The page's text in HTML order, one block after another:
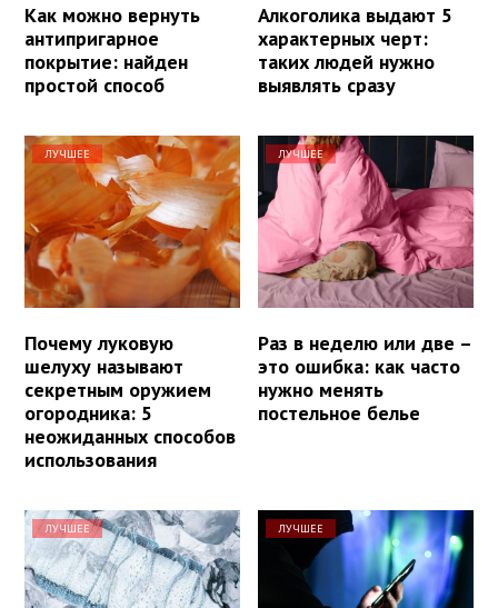
Как можно вернуть
антипригарное
покрытие: найден
простой способ
Алкоголика выдают 5
характерных черт:
таких людей нужно
выявлять сразу
ЛУЧШЕЕ
Почему луковую
шелуху называют
секретным оружием
огородника: 5
неожиданных способов
использования
ЛУЧШЕЕ
Раз в неделю или две –
это ошибка: как часто
нужно менять
постельное белье
ЛУЧШЕЕ ЛУЧШЕЕ